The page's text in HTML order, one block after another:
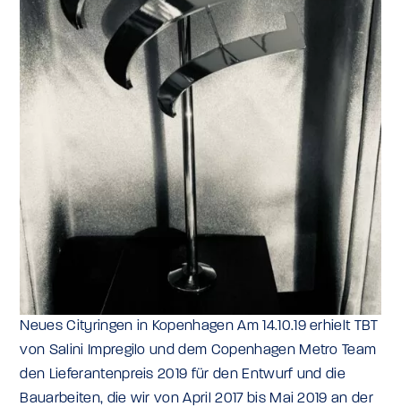
Neues Cityringen in Kopenhagen Am 14.10.19 erhielt TBT
von Salini Impregilo und dem Copenhagen Metro Team
den Lieferantenpreis 2019 für den Entwurf und die
Bauarbeiten, die wir von April 2017 bis Mai 2019 an der